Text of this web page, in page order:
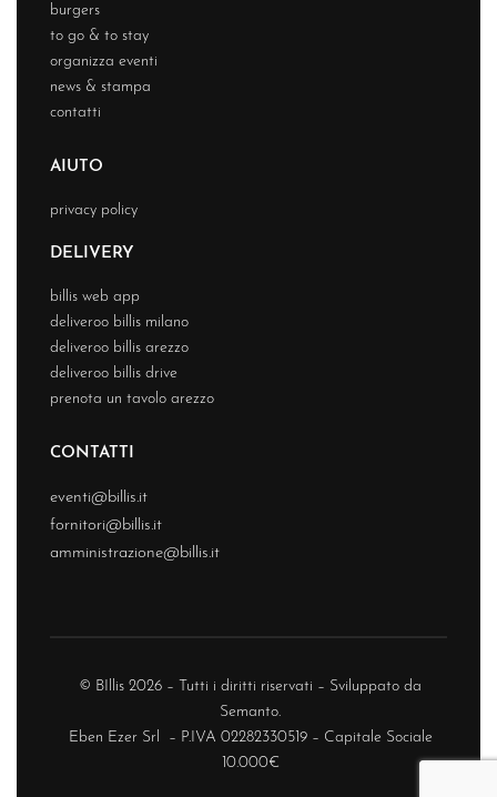
burgers
to go & to stay
organizza eventi
news & stampa
contatti
AIUTO
privacy policy
DELIVERY
billis web app
deliveroo billis milano
deliveroo billis arezzo
deliveroo billis drive
prenota un tavolo arezzo
CONTATTI
eventi@billis.it
fornitori@billis.it
amministrazione@billis.it
© BIllis 2026 – Tutti i diritti riservati – Sviluppato da
Semanto.
Eben Ezer Srl – P.IVA 02282330519 – Capitale Sociale
10.000€